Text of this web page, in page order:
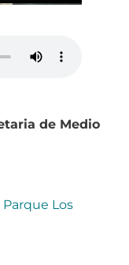
de Medio
Parque Los